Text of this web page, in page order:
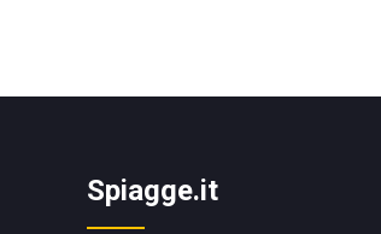
Spiagge.it